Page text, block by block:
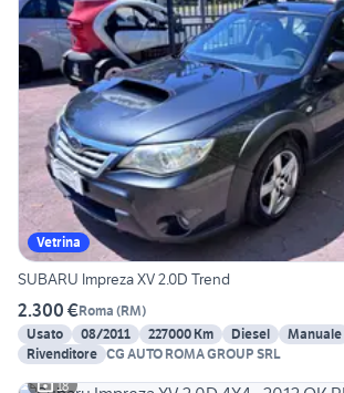
Vetrina
SUBARU Impreza XV 2.0D Trend
2.300 €Roma (RM)
Usato
08/2011 227000 Km Diesel Manuale
Rivenditore CG AUTO ROMA GROUP SRL
18